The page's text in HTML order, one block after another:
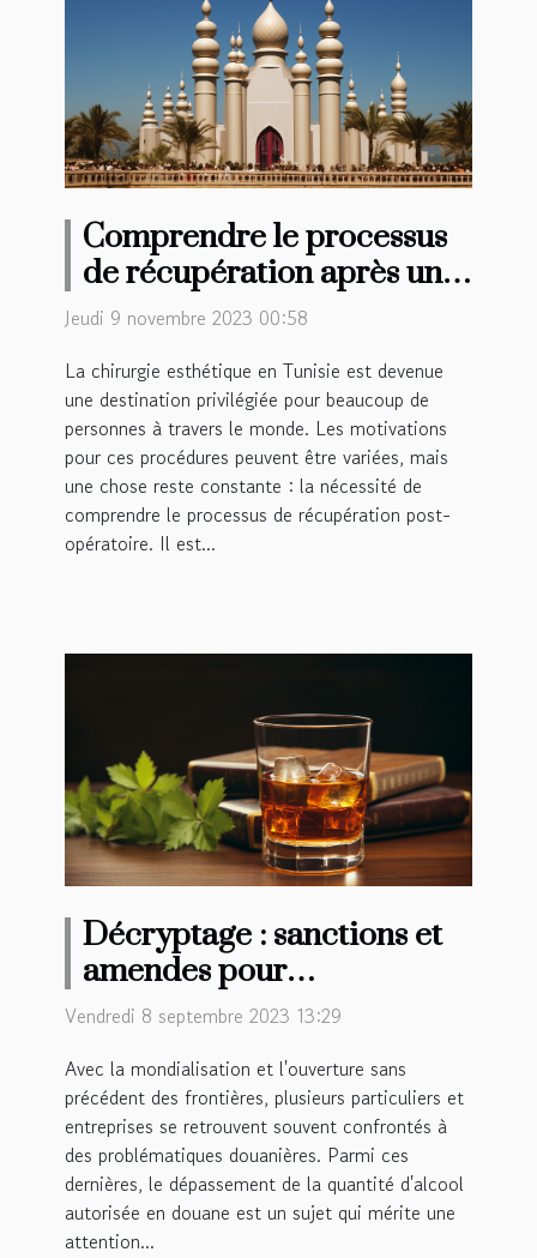
Comprendre le processus
de récupération après une
chirurgie esthétique en
Jeudi 9 novembre 2023 00:58
La chirurgie esthétique en Tunisie est devenue
une destination privilégiée pour beaucoup de
personnes à travers le monde. Les motivations
pour ces procédures peuvent être variées, mais
une chose reste constante : la nécessité de
comprendre le processus de récupération post-
opératoire. Il est...
Décryptage : sanctions et
amendes pour
dépassement de la quantité
douane
Vendredi 8 septembre 2023 13:29
Avec la mondialisation et l'ouverture sans
précédent des frontières, plusieurs particuliers et
entreprises se retrouvent souvent confrontés à
des problématiques douanières. Parmi ces
dernières, le dépassement de la quantité d'alcool
autorisée en douane est un sujet qui mérite une
attention...